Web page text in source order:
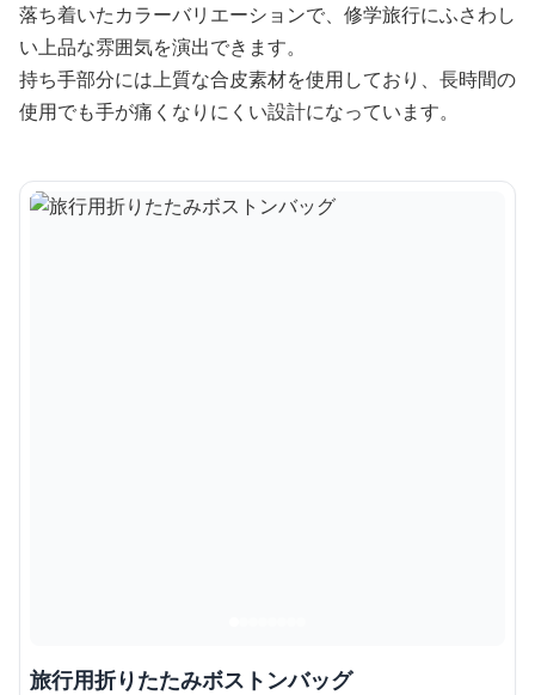
落ち着いたカラーバリエーションで、修学旅行にふさわし
い上品な雰囲気を演出できます。
持ち手部分には上質な合皮素材を使用しており、長時間の
使用でも手が痛くなりにくい設計になっています。
旅行用折りたたみボストンバッグ